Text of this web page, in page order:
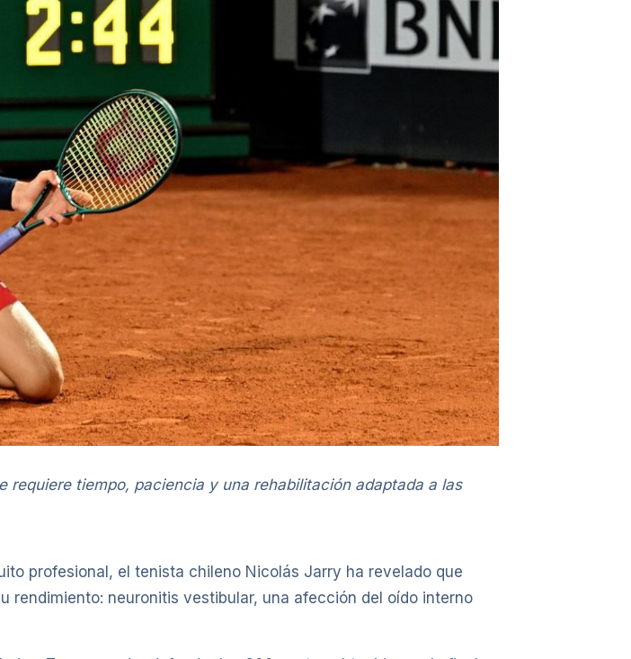
tiempo, paciencia y una rehabilitación adaptada a las
profesional, el tenista chileno Nicolás Jarry ha revelado que
neuronitis vestibular, una afección del oído interno